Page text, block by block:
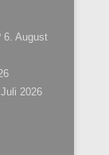
6. August
2026